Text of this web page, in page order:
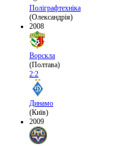
Поліграфтехніка
(Олександрія)
2008
Ворскла
(Полтава)
2:2
Динамо
(Київ)
2009